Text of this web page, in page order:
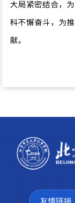
大局紧密结合，
科不懈奋斗，为
献。
友情链接